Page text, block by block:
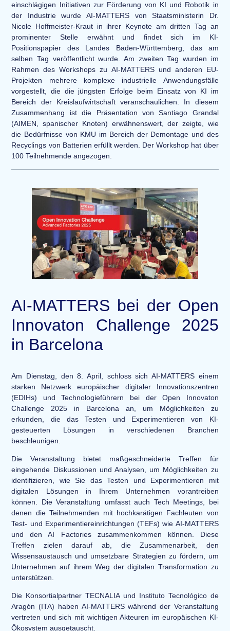
einschlägigen Initiativen zur Förderung von KI und Robotik in
der Industrie wurde AI-MATTERS von Staatsministerin Dr.
Nicole Hoffmeister-Kraut in ihrer Keynote am dritten Tag an
prominenter Stelle erwähnt und findet sich im KI-
Positionspapier des Landes Baden-Württemberg, das am
selben Tag veröffentlicht wurde. Am zweiten Tag wurden im
Rahmen des Workshops zu AI-MATTERS und anderen EU-
Projekten mehrere komplexe industrielle Anwendungsfälle
vorgestellt, die die jüngsten Erfolge beim Einsatz von KI im
Bereich der Kreislaufwirtschaft veranschaulichen. In diesem
Zusammenhang ist die Präsentation von Santiago Grandal
(AIMEN, spanischer Knoten) erwähnenswert, der zeigte, wie
die Bedürfnisse von KMU im Bereich der Demontage und des
Recyclings von Batterien erfüllt werden. Der Workshop hat über
100 Teilnehmende angezogen.
AI-MATTERS bei der Open
Innovaton Challenge 2025
in Barcelona
Am Dienstag, den 8. April, schloss sich AI-MATTERS einem
starken Netzwerk europäischer digitaler Innovationszentren
(EDIHs) und Technologieführern bei der Open Innovaton
Challenge 2025 in Barcelona an, um Möglichkeiten zu
erkunden, die das Testen und Experimentieren von KI-
gesteuerten Lösungen in verschiedenen Branchen
beschleunigen.
Die Veranstaltung bietet maßgeschneiderte Treffen für
eingehende Diskussionen und Analysen, um Möglichkeiten zu
identifizieren, wie Sie das Testen und Experimentieren mit
digitalen Lösungen in Ihrem Unternehmen vorantreiben
können. Die Veranstaltung umfasst auch Tech Meetings, bei
denen die Teilnehmenden mit hochkarätigen Fachleuten von
Test- und Experimentiereinrichtungen (TEFs) wie AI-MATTERS
und den AI Factories zusammenkommen können. Diese
Treffen zielen darauf ab, die Zusammenarbeit, den
Wissensaustausch und umsetzbare Strategien zu fördern, um
Unternehmen auf ihrem Weg der digitalen Transformation zu
unterstützen.
Die Konsortialpartner TECNALIA und Instituto Tecnológico de
Aragón (ITA) haben AI-MATTERS während der Veranstaltung
vertreten und sich mit wichtigen Akteuren im europäischen KI-
Ökosystem ausgetauscht.